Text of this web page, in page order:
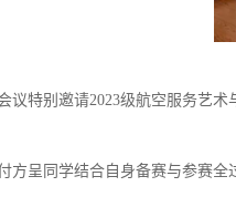
议特别邀请2023级航空服务艺
方呈同学结合自身备赛与参赛